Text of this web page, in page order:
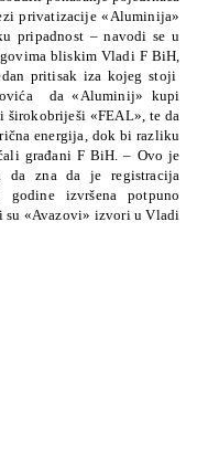
privatizacije «Aluminija»
pripadnost – navodi se u
bliskim Vladi F BiH,
pritisak iza kojeg stoji
da «Aluminij» kupi
«FEAL», te da
energija, dok bi razliku
građani F BiH. – Ovo je
da zna da je registracija
izvršena potpuno
su «Avazovi» izvori u Vladi